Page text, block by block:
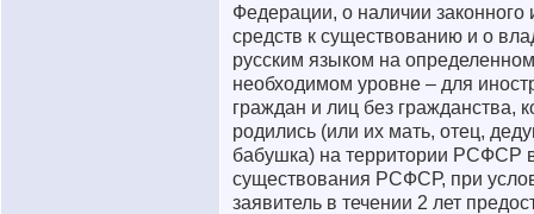
Федерации, о наличии законного
средств к существованию и о
русским языком на определенном
необходимом уровне – для
граждан и лиц без гражданства,
родились (или их мать, отец,
бабушка) на территории РСФСР
существования РСФСР, при
заявитель в течении 2 лет